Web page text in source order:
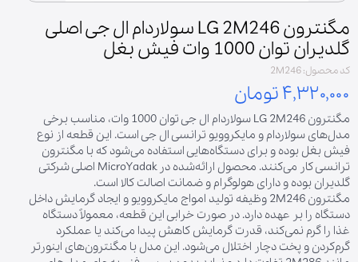
مگنترون LG 2M246 سولاردام ال جی اصلی
گلدیران توان 1000 وات فیش بغل
کد محصول: 2M246
۴,۳۲۰,۰۰۰ تومان
مگنترون LG 2M246 سولاردام ال جی توان 1000 وات، مناسب برخی
مدل‌های سولاردام و مایکروویو ترانسی ال جی است. این قطعه از نوع
فیش بغل بوده و برای دستگاه‌هایی استفاده می‌شود که با مگنترون
ترانسی کار می‌کنند. محصول ارائه‌شده در MicroYadak اصلی شرکتی
گلدیران بوده و دارای هولوگرام و ضمانت اصالت کالا است.
مگنترون 2M246 وظیفه تولید امواج مایکروویو و ایجاد گرمایش داخل
دستگاه را بر عهده دارد. در صورت خرابی این قطعه، معمولاً دستگاه
غذا را گرم نمی‌کند، قدرت گرمایش کاهش پیدا می‌کند یا عملکرد
گرم‌کردن و پخت دچار اختلال می‌شود. این مدل با مگنترون‌های اینورتر